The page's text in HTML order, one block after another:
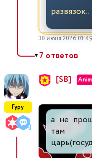
развязок..
30 июня 2026 01:49
▼7 ответов
Гуру
[SB]
а не
там